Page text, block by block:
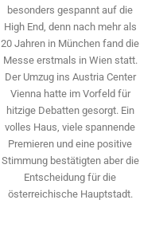
besonders gespannt auf die
High End, denn nach mehr als
20 Jahren in München fand die
Messe erstmals in Wien statt.
Der Umzug ins Austria Center
Vienna hatte im Vorfeld für
hitzige Debatten gesorgt. Ein
volles Haus, viele spannende
Premieren und eine positive
Stimmung bestätigten aber die
Entscheidung für die
österreichische Hauptstadt.